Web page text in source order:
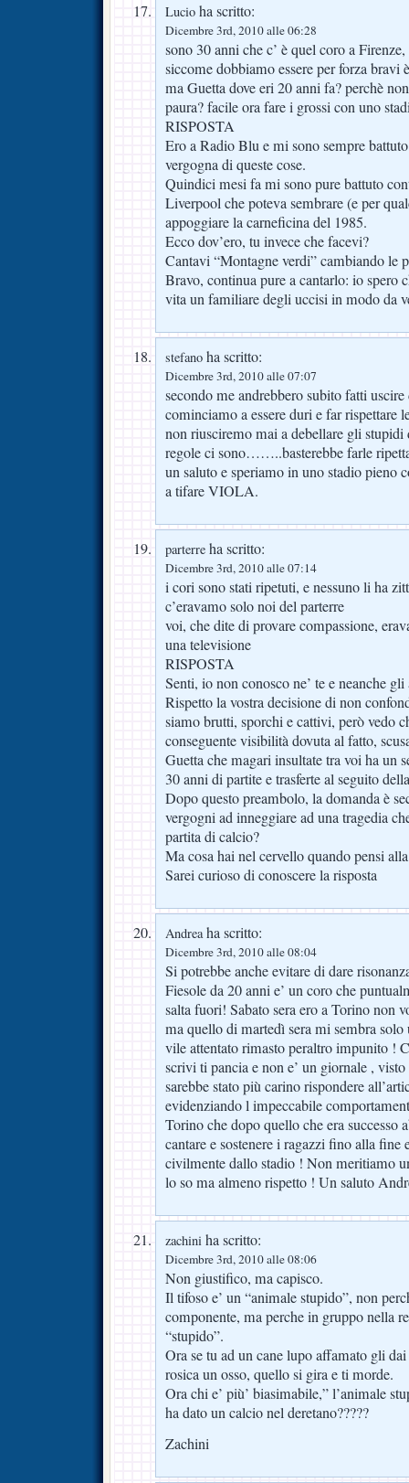
Lucio ha scritto:
Dicembre 3rd, 2010 alle 06:28
sono 30 anni che c’ è quel coro a
siccome dobbiamo essere per forza
ma Guetta dove eri 20 anni fa? perchè
paura? facile ora fare i grossi con uno
RISPOSTA
Ero a Radio Blu e mi sono sempre
vergogna di queste cose.
Quindici mesi fa mi sono pure battuto
Liverpool che poteva sembrare (e per
appoggiare la carneficina del 1985.
Ecco dov’ero, tu invece che facevi?
Cantavi “Montagne verdi” cambiando le
Bravo, continua pure a cantarlo: io spero
vita un familiare degli uccisi in modo da
stefano ha scritto:
Dicembre 3rd, 2010 alle 07:07
secondo me andrebbero subito fatti
cominciamo a essere duri e far rispettare
non riusciremo mai a debellare gli stupidi
regole ci sono……..basterebbe farle
un saluto e speriamo in uno stadio pieno
a tifare VIOLA.
parterre ha scritto:
Dicembre 3rd, 2010 alle 07:14
i cori sono stati ripetuti, e nessuno li ha
c’eravamo solo noi del parterre
voi, che dite di provare compassione,
una televisione
RISPOSTA
Senti, io non conosco ne’ te e neanche
Rispetto la vostra decisione di non
siamo brutti, sporchi e cattivi, però vedo
conseguente visibilità dovuta al fatto,
Guetta che magari insultate tra voi ha un
30 anni di partite e trasferte al seguito
Dopo questo preambolo, la domanda è
vergogni ad inneggiare ad una tragedia
partita di calcio?
Ma cosa hai nel cervello quando pensi
Sarei curioso di conoscere la risposta
Andreaha scritto:
Dicembre 3rd, 2010 alle 08:04
Si potrebbe anche evitare di dare
Fiesole da 20 anni e’ un coro che
salta fuori! Sabato sera ero a Torino non
ma quello di martedì sera mi sembra solo
vile attentato rimasto peraltro impunito !
scrivi ti pancia e non e’ un giornale ,
sarebbe stato più carino rispondere
evidenziando l impeccabile
Torino che dopo quello che era successo
cantare e sostenere i ragazzi fino alla
civilmente dallo stadio ! Non meritiamo
lo so ma almeno rispetto ! Un saluto
zachini ha scritto:
Dicembre 3rd, 2010 alle 08:06
Non giustifico, ma capisco.
Il tifoso e’ un “animale stupido”, non
componente, ma perche in gruppo nella
“stupido”.
Ora se tu ad un cane lupo affamato gli
rosica un osso, quello si gira e ti morde.
Ora chi e’ più’ biasimabile,” l’animale
ha dato un calcio nel deretano?????
Zachini